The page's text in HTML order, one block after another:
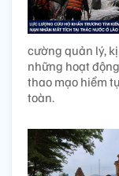
cường quản lý,
những hoạt
thao mạo hiểm
toàn.